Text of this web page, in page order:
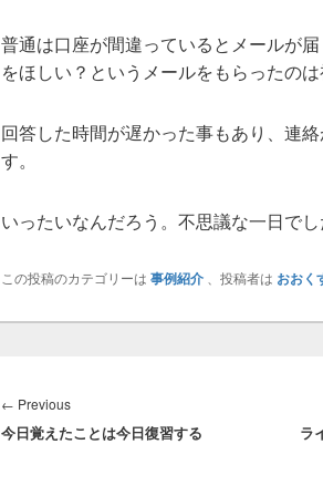
普通は口座が間違っているとメールが
をほしい？というメールをもらったのは
回答した時間が遅かった事もあり、連
す。
いったいなんだろう。不思議な一日でし
この投稿のカテゴリーは 事例紹介 、投稿者は おおく
稿
ナ
← PreviousPrevious
post:
今日覚えたことは今日復習する
ラ